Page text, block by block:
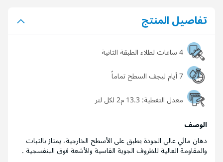
تفاصيل المنتج
4 ساعات لطلاء الطبقة الثانية
7 أيام ليجف السطح تماماً
معدل التغطية:
الوصف
دهان مائي عالي الجودة يطبق على الأسطح الخارجية، يمتاز بالثبات
والمقاومة العالية للظروف الجوية القاسية والأشعة فوق البنفسجية .